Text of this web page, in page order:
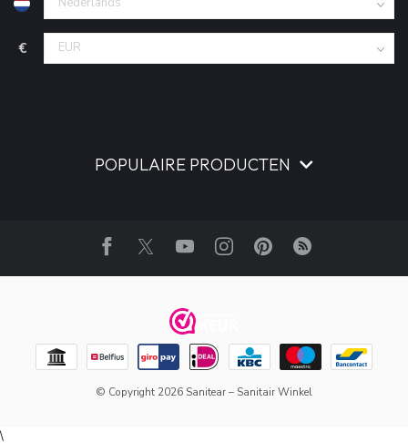
€
POPULAIRE PRODUCTEN
© Copyright 2026 Sanitear – Sanitair Winkel
\